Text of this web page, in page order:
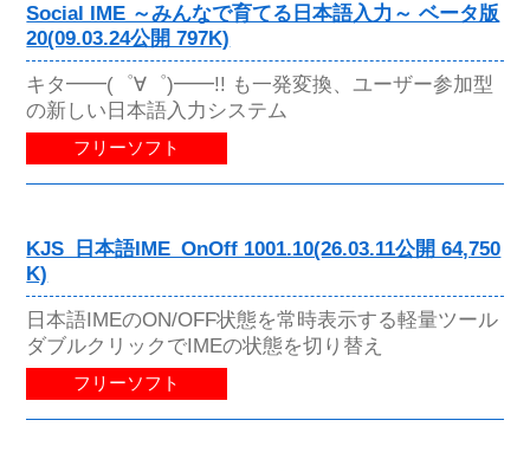
Social IME ～みんなで育てる日本語入力～ ベータ版
20(09.03.24公開 797K)
キタ━━(゜∀゜)━━!! も一発変換、ユーザー参加型
の新しい日本語入力システム
フリーソフト
KJS_日本語IME_OnOff 1001.10(26.03.11公開 64,750
K)
日本語IMEのON/OFF状態を常時表示する軽量ツール
ダブルクリックでIMEの状態を切り替え
フリーソフト